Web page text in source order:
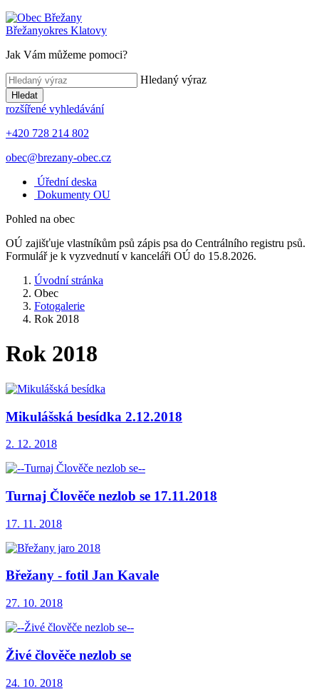
Břežanyokres Klatovy
Jak Vám můžeme pomoci?
Hledaný výraz
Hledat
rozšířené vyhledávání
+420 728 214 802
obec@brezany-obec.cz
Úřední deska
Dokumenty OU
Pohled na obec
OÚ zajišťuje vlastníkům psů zápis psa do Centrálního registru psů.
Formulář je k vyzvednutí v kanceláři OÚ do 15.8.2026.
Úvodní stránka
Obec
Fotogalerie
Rok 2018
Rok 2018
Mikulášská besídka 2.12.2018
2. 12. 2018
Turnaj Člověče nezlob se 17.11.2018
17. 11. 2018
Břežany - fotil Jan Kavale
27. 10. 2018
Živé člověče nezlob se
24. 10. 2018